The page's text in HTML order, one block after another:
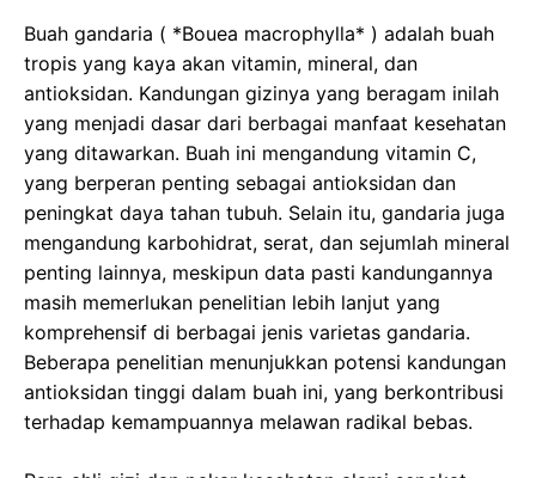
Buah gandaria ( *Bouea macrophylla* ) adalah buah
tropis yang kaya akan vitamin, mineral, dan
antioksidan. Kandungan gizinya yang beragam inilah
yang menjadi dasar dari berbagai manfaat kesehatan
yang ditawarkan. Buah ini mengandung vitamin C,
yang berperan penting sebagai antioksidan dan
peningkat daya tahan tubuh. Selain itu, gandaria juga
mengandung karbohidrat, serat, dan sejumlah mineral
penting lainnya, meskipun data pasti kandungannya
masih memerlukan penelitian lebih lanjut yang
komprehensif di berbagai jenis varietas gandaria.
Beberapa penelitian menunjukkan potensi kandungan
antioksidan tinggi dalam buah ini, yang berkontribusi
terhadap kemampuannya melawan radikal bebas.